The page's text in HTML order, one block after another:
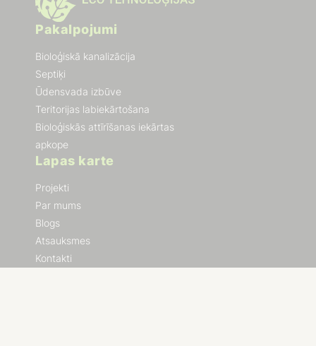
Pakalpojumi
Bioloģiskā kanalizācija
Septiķi
Ūdensvada izbūve
Teritorijas labiekārtošana
Bioloģiskās attīrīšanas iekārtas
apkope
Lapas karte
Projekti
Par mums
Blogs
Atsauksmes
Kontakti